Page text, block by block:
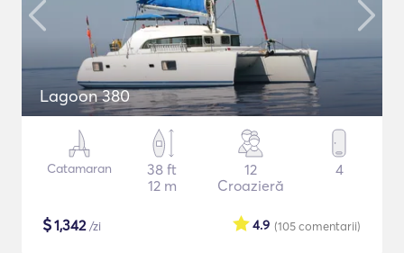
Lagoon 380
Catamaran
38 ft
12 m
12
Croazieră
4
$1,342/zi (105comentarii)
4.9